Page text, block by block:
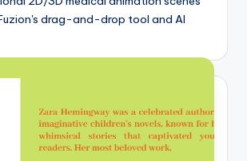
drag-and-drop tool and AI